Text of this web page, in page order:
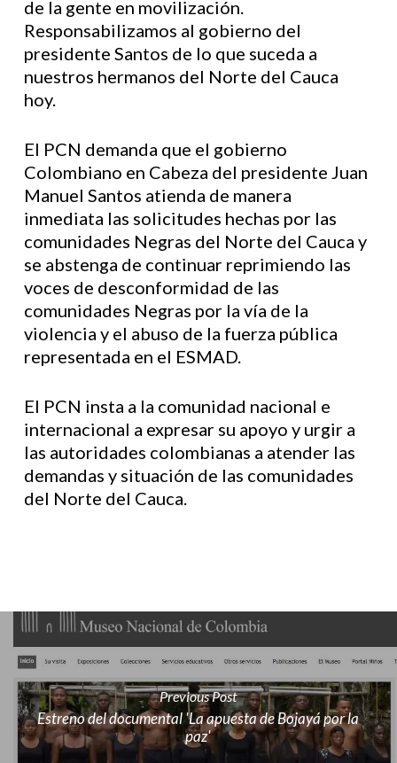
de la gente en movilización.
Responsabilizamos al gobierno del
presidente Santos de lo que suceda a
nuestros hermanos del Norte del Cauca
hoy.
El PCN demanda que el gobierno
Colombiano en Cabeza del presidente Juan
Manuel Santos atienda de manera
inmediata las solicitudes hechas por las
comunidades Negras del Norte del Cauca y
se abstenga de continuar reprimiendo las
voces de desconformidad de las
comunidades Negras por la vía de la
violencia y el abuso de la fuerza pública
representada en el ESMAD.
El PCN insta a la comunidad nacional e
internacional a expresar su apoyo y urgir a
las autoridades colombianas a atender las
demandas y situación de las comunidades
del Norte del Cauca.
Previous Post
Estreno del documental 'La apuesta de Bojayá por la
paz'